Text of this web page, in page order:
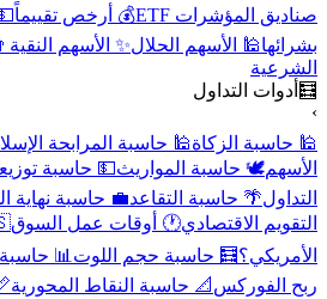
صناديق المؤشرات ETF
💰 أرخص تقييماً
بشرائها🕌 الأسهم الحلال ✨ الأسهم النقية
الشرعية
🧮أدوات التداول
🕌 حاسبة الزكاة🕌 حاسبة المرابحة
الأسهم🕊️ حاسبة المواريث💵 حاسبة
التداول 🌴 حاسبة التقاعد💼 حاسبة نهاية
التقويم الاقتصادي🕐 أوقات عمل السوق
الأمريكي؟🧮 حاسبة حجم اللوت📊 حاسبة
ربح الفوركس 📐 حاسبة النقاط المحورية